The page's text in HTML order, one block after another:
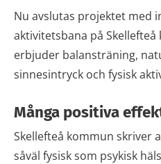
Nu avslutas projektet med
aktivitetsbana på
erbjuder balansträning,
sinnesintryck och fysisk
Många positiva
Skellefteå kommun skriver
såväl fysisk som psykisk